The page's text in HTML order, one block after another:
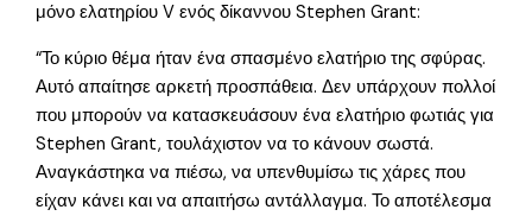
μόνο ελατηρίου V ενός δίκαννου Stephen Grant:
“Το κύριο θέμα ήταν ένα σπασμένο ελατήριο της σφύρας.
Αυτό απαίτησε αρκετή προσπάθεια. Δεν υπάρχουν πολλοί
που μπορούν να κατασκευάσουν ένα ελατήριο φωτιάς για
Stephen Grant, τουλάχιστον να το κάνουν σωστά.
Αναγκάστηκα να πιέσω, να υπενθυμίσω τις χάρες που
είχαν κάνει και να απαιτήσω αντάλλαγμα. Το αποτέλεσμα